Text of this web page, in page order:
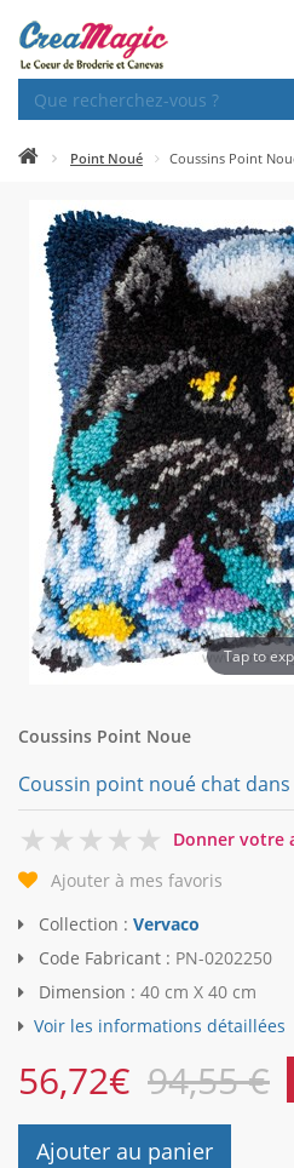
Point Noué Coussins Point
Tap to
Coussins Point Noue
Coussin point noué chat
0
Donner votre
Ajouter à mes favoris
Collection : Vervaco
Code Fabricant : PN-0202250
Dimension : 40 cm X 40 cm
Voir les informations détaillées
56,72€ 94,55 €
Ajouter au panier